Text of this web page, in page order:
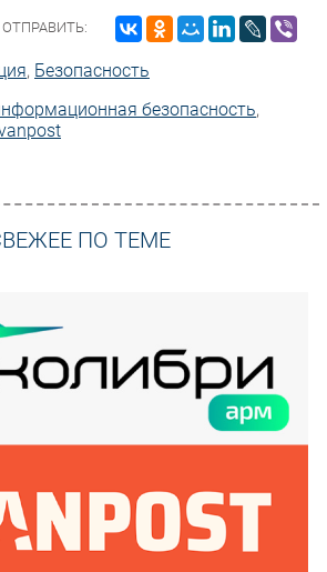
ОТПРАВИТЬ:
, Безопасность
безопасность,
ПО ТЕМЕ